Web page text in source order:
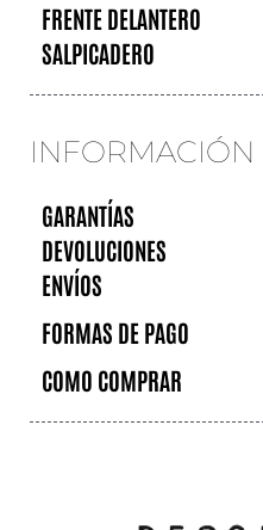
FRENTE DELANTERO
SALPICADERO
INFORMACIÓN
GARANTÍAS
DEVOLUCIONES
ENVÍOS
FORMAS DE PAGO
COMO COMPRAR